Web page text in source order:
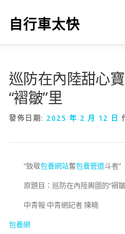
自行車太快
巡防在內陸甜心
“褶皺”里
發佈日期: 2025 年 2 月 12 日
“致敬包養網站奮包養管道斗者”
原題目：巡防在內陸輿圖的“褶
中青報·中青網記者 陳曉
包養網